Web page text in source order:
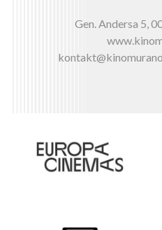
Gen. Andersa 5,